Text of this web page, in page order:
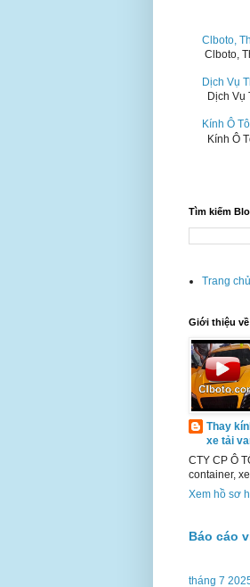
Clboto,
Clboto,
Dịch Vụ
Dịch Vụ
Kính Ô
Kính Ô
Tìm kiếm
Trang chủ
Giới thiệu
Thay
xe tải
CTY CP Ô
container,
Xem hồ sơ
Báo cáo
tháng 7